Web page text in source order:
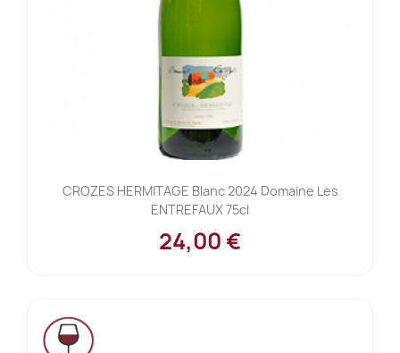
CROZES HERMITAGE Blanc 2024 Domaine Les
ENTREFAUX 75cl
24,00 €